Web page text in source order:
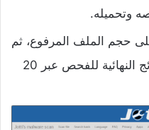
وتحميله.
على حجم الملف المرفوع، ثم
سيقوم بعد ذلك بعرض النتائج النهائية للفحص عبر 20